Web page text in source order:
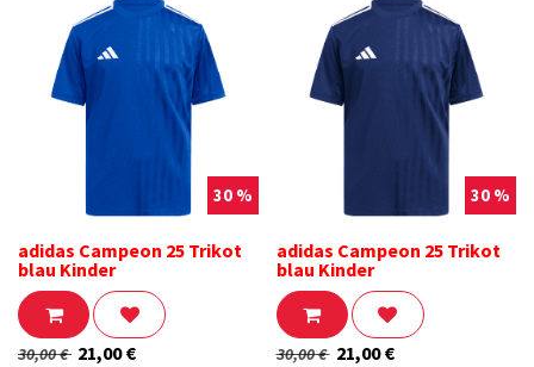
adidas Campeon 25 Trikot
blau Kinder
30 %
30,00€ 21,00€
adidas Campeon 25 Trikot
blau Kinder
30 %
30,00€ 21,00€